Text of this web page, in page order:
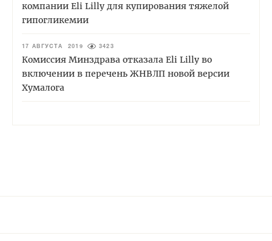
компании Eli Lilly для купирования тяжелой
гипогликемии
17 АВГУСТА 2019 3423
Комиссия Минздрава отказала Eli Lilly во
включении в перечень ЖНВЛП новой версии
Хумалога